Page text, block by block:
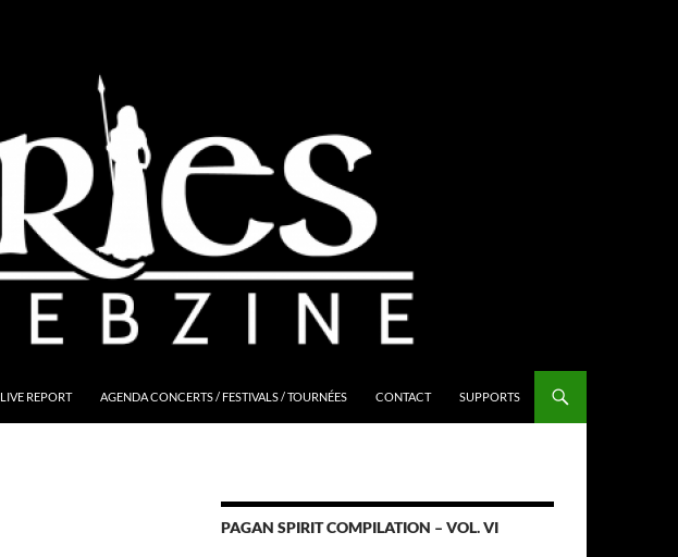
LIVE REPORT AGENDA CONCERTS / FESTIVALS / TOURNÉES CONTACT SUPPORTS
PAGAN SPIRIT COMPILATION – VOL. VI